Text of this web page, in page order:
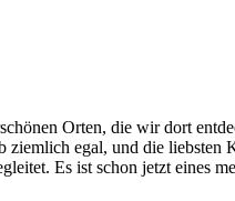
Orten, die wir dort
egal, und die
Es ist schon jetzt eines